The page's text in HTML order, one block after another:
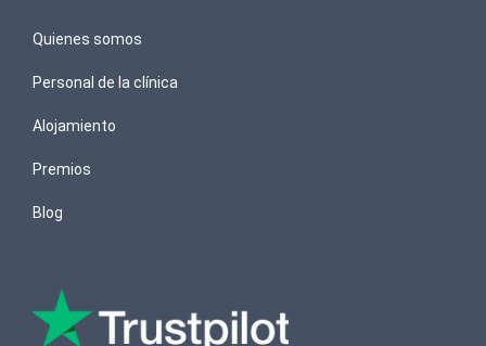
Quienes somos
Personal de la clínica
Alojamiento
Premios
Blog